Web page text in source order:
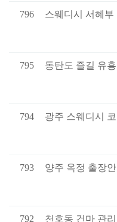
796 스웨디시 서혜부
795 동탄도 즐길 유
794 광주 스웨디시
793 양주 옥정 출장
792 천호동 건마 관